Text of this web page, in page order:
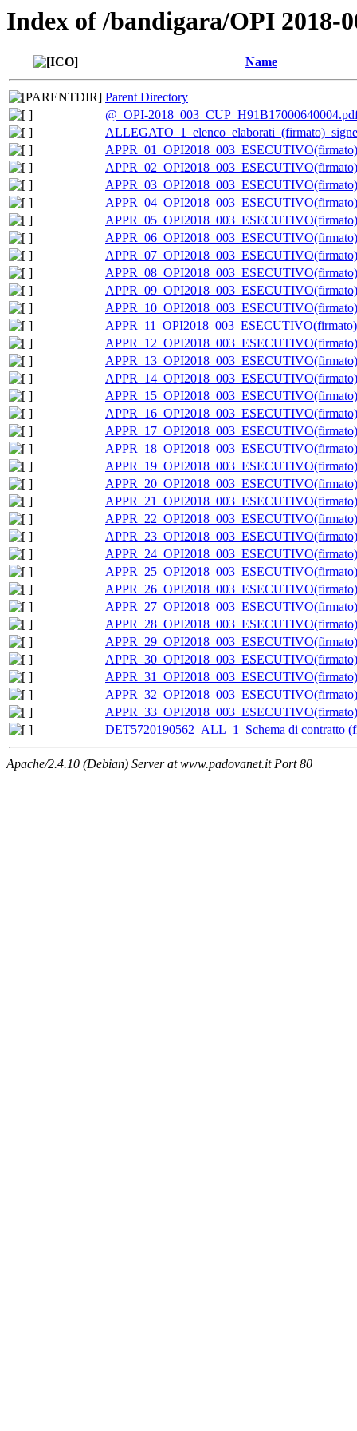
Index of /bandigara/OPI 2018-
Name
Parent Directory
@_OPI-
DET5720190562_ALL_1_Schema di contratto
Apache/2.4.10 (Debian) Server at www.padovanet.it Port 80